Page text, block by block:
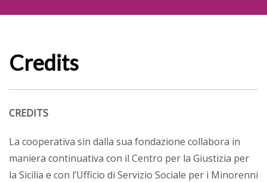
Credits
CREDITS
La cooperativa sin dalla sua fondazione collabora in
maniera continuativa con il Centro per la Giustizia per
la Sicilia e con l’Ufficio di Servizio Sociale per i Minorenni